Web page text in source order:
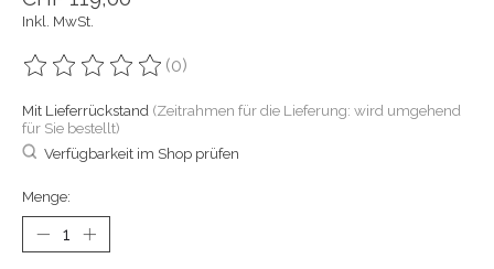
Inkl. MwSt.
Die Bewertung dieses Produkts ist
(0)
Mit Lieferrückstand (Zeitrahmen für die Lieferung: wird umgehend
für Sie bestellt)
Verfügbarkeit im Shop prüfen
Menge: